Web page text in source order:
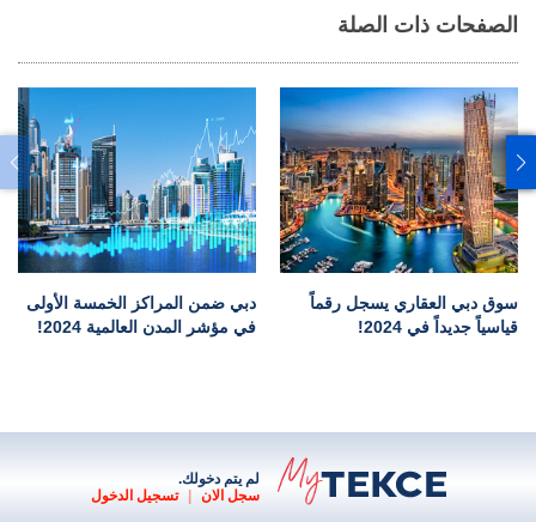
الصفحات ذات الصلة
سوق دبي العقاري يسجل رقماً
قياسياً جديداً في 2024!
دبي ضمن المراكز الخمسة الأولى
في مؤشر المدن العالمية 2024!
لم يتم دخولك.
سجل الان
تسجيل الدخول